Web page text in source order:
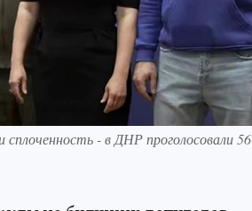
сплоченность - в ДНР проголосовали 56